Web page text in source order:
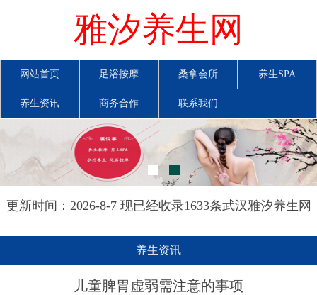
雅汐养生网
网站首页 足浴按摩 桑拿会所 养生SPA
养生资讯 商务合作 联系我们
更新时间：2026-8-7 现已经收录1633条武汉雅汐养生网
养生资讯
儿童脾胃虚弱需注意的事项